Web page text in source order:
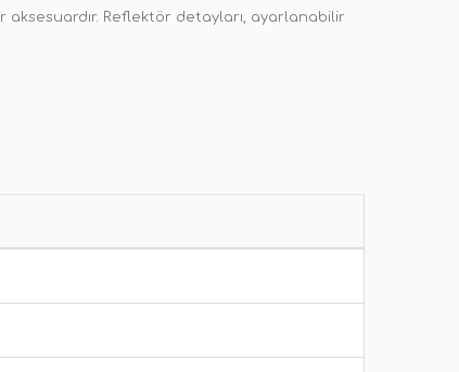
aksesuardır. Reflektör detayları, ayarlanabilir